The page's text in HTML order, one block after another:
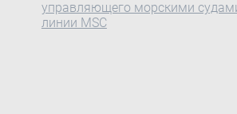
управляющего морскими
линии MSC